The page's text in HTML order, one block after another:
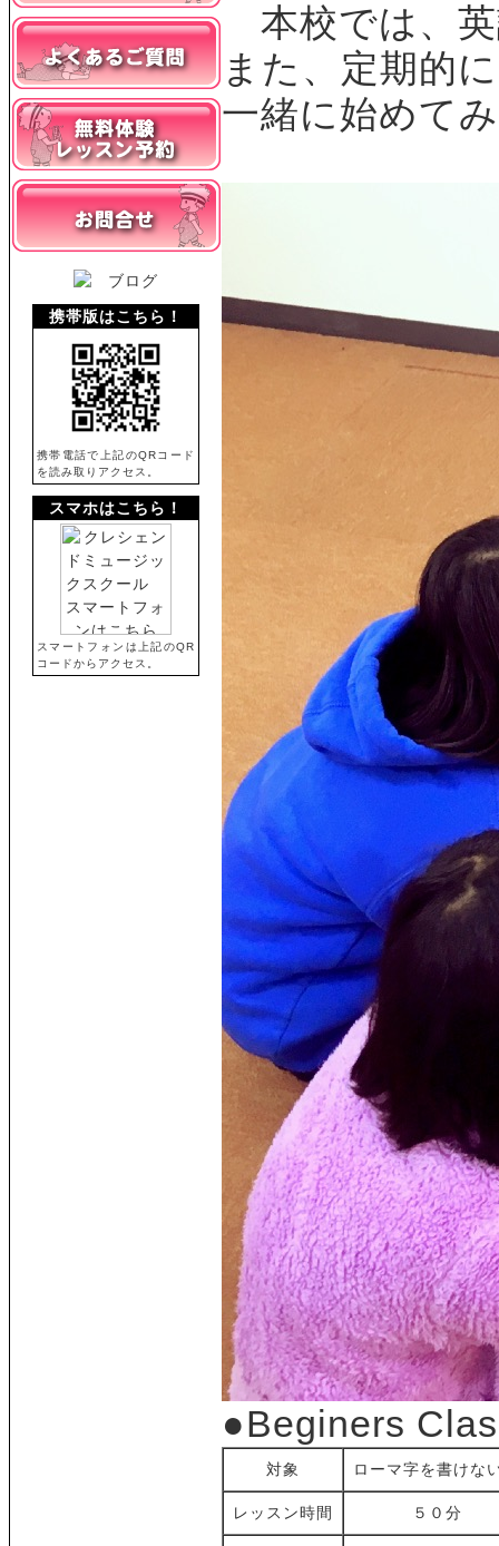
携帯版はこちら！
携帯電話で上記のQRコード
を読み取りアクセス。
スマホはこちら！
スマートフォンは上記のQR
コードからアクセス。
本校では、英
また、定期的
一緒に始めて
●Beginers
対象 ローマ字を書けな
レッスン時間 ５０分